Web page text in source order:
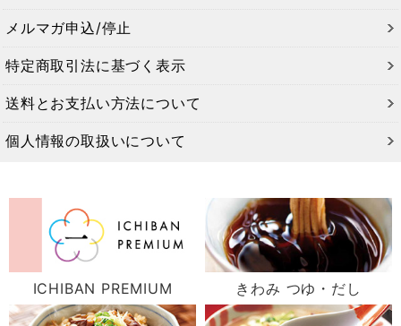
メルマガ申込/停止
特定商取引法に基づく表示
送料とお支払い方法について
個人情報の取扱いについて
ICHIBAN PREMIUM きわみ つゆ・だし